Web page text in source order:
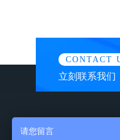
CONTACT
立刻联系我们
镀膜电源产品
请您留言